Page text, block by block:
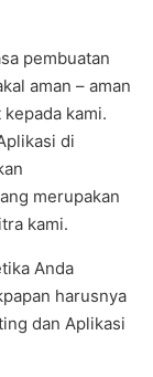
pembuatan
aman – aman
kami.
di
merupakan
kami.
Anda
harusnya
dan Aplikasi